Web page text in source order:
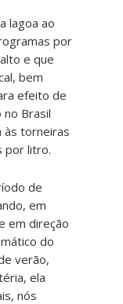
lagoa ao
por
e que
bem
efeito de
Brasil
às torneiras
por litro.
de
em
em direção
do
verão,
ela
nós